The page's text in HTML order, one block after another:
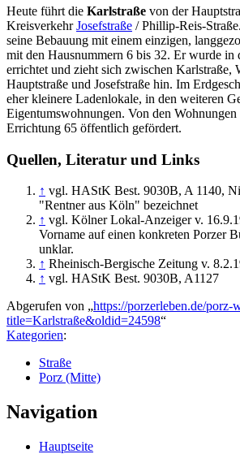
Heute führt die Karlstraße von der
KreisverkehrJosefstraße / Phillip-Reis-
seine Bebauung mit einem einzigen,
mit den Hausnummern 6 bis 32. Er wurde in
errichtet und zieht sich zwischen Karlstraße,
Hauptstraße und Josefstraße hin. Im
eher kleinere Ladenlokale, in den weiteren
Eigentumswohnungen. Von den
Errichtung 65 öffentlich gefördert.
Quellen, Literatur und Links
↑ vgl. HAStK Best. 9030B, A 1140,
"Rentner aus Köln" bezeichnet
↑ vgl. Kölner Lokal-Anzeiger v.
Vorname auf einen konkreten Porzer
unklar.
↑ Rheinisch-Bergische Zeitung v.
↑ vgl. HAStK Best. 9030B, A1127
Abgerufen von „https://porzerleben.de/porz-
title=Karlstraße&oldid=24598“
Kategorien:
Straße
Porz (Mitte)
Navigation
Hauptseite